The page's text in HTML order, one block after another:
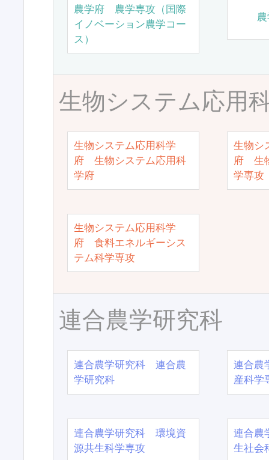
農学府 農学専攻（国際
イノベーション農学コー
ス）
生物システム応用
生物システム応用科学
府 生物システム応用科
学府
生物シ
府 生
学専攻
生物システム応用科学
府 食料エネルギーシス
テム科学専攻
連合農学研究科
連合農学研究科 連合農
学研究科
連合農
産科学
連合農学研究科 環境資
源共生科学専攻
連合農
生社会